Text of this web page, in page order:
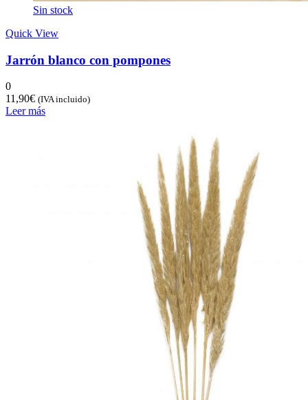
Sin stock
Quick View
Jarrón blanco con pompones
0
11,90€ (IVA incluido)
Leer más